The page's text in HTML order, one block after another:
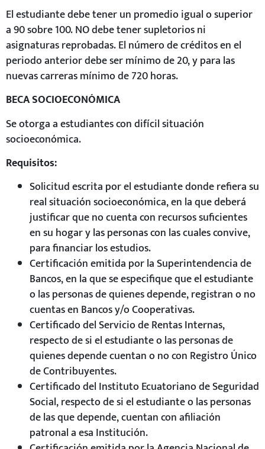
El estudiante debe tener un promedio igual o superior
a 90 sobre 100. NO debe tener supletorios ni
asignaturas reprobadas. El número de créditos en el
periodo anterior debe ser mínimo de 20, y para las
nuevas carreras mínimo de 720 horas.
BECA SOCIOECONÓMICA
Se otorga a estudiantes con difícil situación
socioeconómica.
Requisitos:
Solicitud escrita por el estudiante donde refiera su
real situación socioeconómica, en la que deberá
justificar que no cuenta con recursos suficientes
en su hogar y las personas con las cuales convive,
para financiar los estudios.
Certificación emitida por la Superintendencia de
Bancos, en la que se especifique que el estudiante
o las personas de quienes depende, registran o no
cuentas en Bancos y/o Cooperativas.
Certificado del Servicio de Rentas Internas,
respecto de si el estudiante o las personas de
quienes depende cuentan o no con Registro Único
de Contribuyentes.
Certificado del Instituto Ecuatoriano de Seguridad
Social, respecto de si el estudiante o las personas
de las que depende, cuentan con afiliación
patronal a esa Institución.